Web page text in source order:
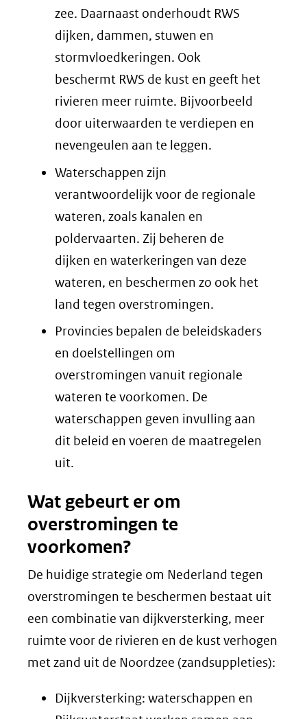
zee. Daarnaast onderhoudt RWS
dijken, dammen, stuwen en
stormvloedkeringen. Ook
beschermt RWS de kust en geeft het
rivieren meer ruimte. Bijvoorbeeld
door uiterwaarden te verdiepen en
nevengeulen aan te leggen.
Waterschappen zijn
verantwoordelijk voor de regionale
wateren, zoals kanalen en
poldervaarten. Zij beheren de
dijken en waterkeringen van deze
wateren, en beschermen zo ook het
land tegen overstromingen.
Provincies bepalen de beleidskaders
en doelstellingen om
overstromingen vanuit regionale
wateren te voorkomen. De
waterschappen geven invulling aan
dit beleid en voeren de maatregelen
uit.
Wat gebeurt er om
overstromingen te
voorkomen?
De huidige strategie om Nederland tegen
overstromingen te beschermen bestaat uit
een combinatie van dijkversterking, meer
ruimte voor de rivieren en de kust verhogen
met zand uit de Noordzee (zandsuppleties):
Dijkversterking: waterschappen en